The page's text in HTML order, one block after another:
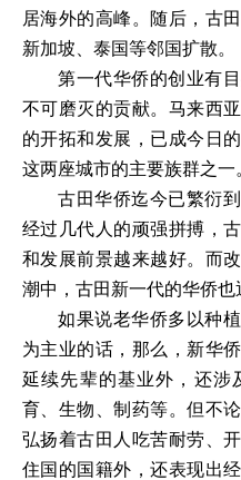
居海外的高峰。随后，古
新加坡、泰国等邻国扩散。
第一代华侨的创业有
不可磨灭的贡献。马来西
的开拓和发展，已成今日
这两座城市的主要族群之一
古田华侨迄今已繁衍
经过几代人的顽强拼搏，
和发展前景越来越好。而
潮中，古田新一代的华侨也
如果说老华侨多以种
为主业的话，那么，新华
延续先辈的基业外，还涉
育、生物、制药等。但不
弘扬着古田人吃苦耐劳、
住国的国籍外，还表现出